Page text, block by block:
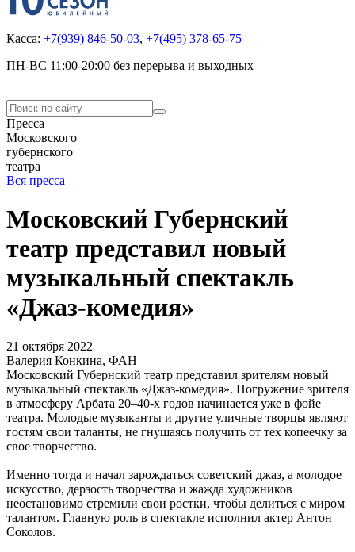
Касса: +7(939) 846-50-03, +7(495) 378-65-75
ПН-ВС 11:00-20:00 без перерыва и выходных
Пресса
Московского
губернского
театра
Вся пресса
Московский Губернский
театр представил новый
музыкальный спектакль
«Джаз-комедия»
21 октября 2022
Валерия Конкина, ФАН
Московский Губернский театр представил зрителям новый
музыкальный спектакль «Джаз-комедия». Погружение зрителя
в атмосферу Арбата 20–40-х годов начинается уже в фойе
театра. Молодые музыканты и другие уличные творцы являют
гостям свои таланты, не гнушаясь получить от тех копеечку за
свое творчество.
Именно тогда и начал зарождаться советский джаз, а молодое
искусство, дерзость творчества и жажда художников
неостановимо стремили свои ростки, чтобы делиться с миром
талантом. Главную роль в спектакле исполнил актер Антон
Соколов.